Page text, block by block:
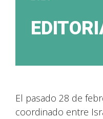
El pasado 28 de
coordinado entre